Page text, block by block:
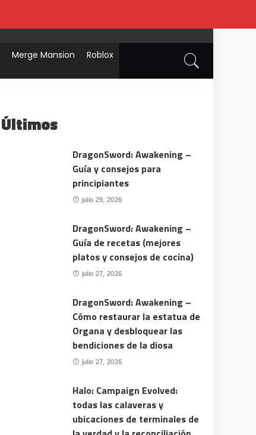
Merge Mansion Roblox
Últimos
DragonSword: Awakening –
Guía y consejos para
principiantes
julio 29, 2026
DragonSword: Awakening –
Guía de recetas (mejores
platos y consejos de cocina)
julio 27, 2026
DragonSword: Awakening –
Cómo restaurar la estatua de
Organa y desbloquear las
bendiciones de la diosa
julio 27, 2026
Halo: Campaign Evolved:
todas las calaveras y
ubicaciones de terminales de